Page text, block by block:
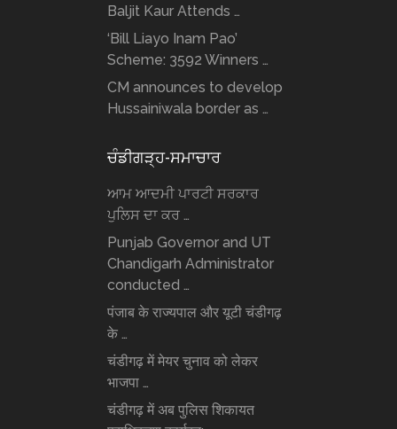
Baljit Kaur Attends …
‘Bill Liayo Inam Pao’
Scheme: 3592 Winners …
CM announces to develop
Hussainiwala border as …
ਚੰਡੀਗੜ੍ਹ-ਸਮਾਚਾਰ
ਆਮ ਆਦਮੀ ਪਾਰਟੀ ਸਰਕਾਰ
ਪੁਲਿਸ ਦਾ ਕਰ …
Punjab Governor and UT
Chandigarh Administrator
conducted …
पंजाब के राज्यपाल और यूटी चंडीगढ़
के …
चंडीगढ़ में मेयर चुनाव को लेकर
भाजपा …
चंडीगढ़ में अब पुलिस शिकायत